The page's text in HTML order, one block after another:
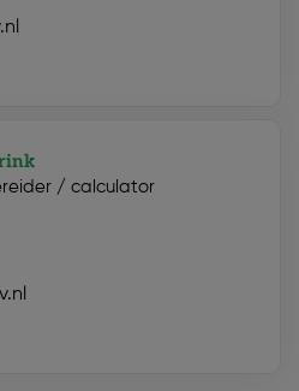
/ calculator